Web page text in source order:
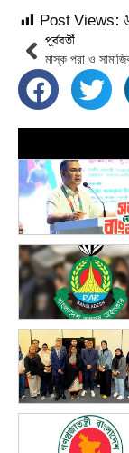
Post Views:
পূর্ববর্তী